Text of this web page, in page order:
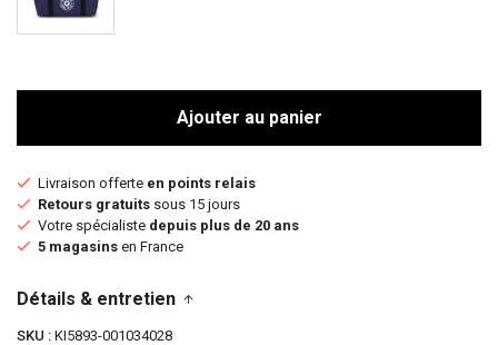
Ajouter au panier
Livraison offerte en points relais
Retours gratuits sous 15 jours
Votre spécialiste depuis plus de 20 ans
5 magasins en France
Détails & entretien
SKU
KI5893-001034028